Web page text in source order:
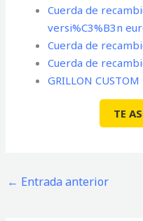
Cuerda de
versi%C3%B3n
Cuerda de
Cuerda de
GRILLON CUSTOM
TE
← Entrada anterior